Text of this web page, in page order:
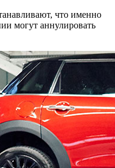
что именно
могут аннулировать